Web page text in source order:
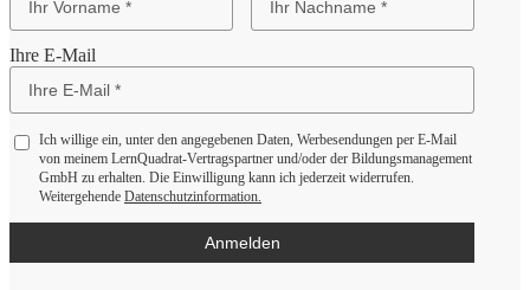
Ihre E-Mail
Ich willige ein, unter den angegebenen Daten, Werbesendungen per E-Mail
von meinem LernQuadrat-Vertragspartner und/oder der Bildungsmanagement
GmbH zu erhalten. Die Einwilligung kann ich jederzeit widerrufen.
Weitergehende Datenschutzinformation.
Anmelden